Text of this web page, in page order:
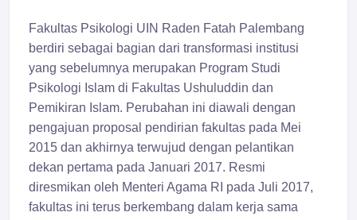
Fakultas Psikologi UIN Raden Fatah Palembang
berdiri sebagai bagian dari transformasi institusi
yang sebelumnya merupakan Program Studi
Psikologi Islam di Fakultas Ushuluddin dan
Pemikiran Islam. Perubahan ini diawali dengan
pengajuan proposal pendirian fakultas pada Mei
2015 dan akhirnya terwujud dengan pelantikan
dekan pertama pada Januari 2017. Resmi
diresmikan oleh Menteri Agama RI pada Juli 2017,
fakultas ini terus berkembang dalam kerja sama